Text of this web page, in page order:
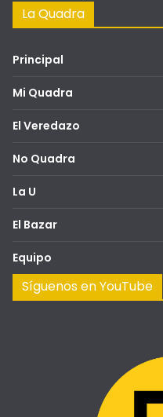
La Quadra
Principal
Mi Quadra
El Veredazo
No Quadra
La U
El Bazar
Equipo
Síguenos en YouTube